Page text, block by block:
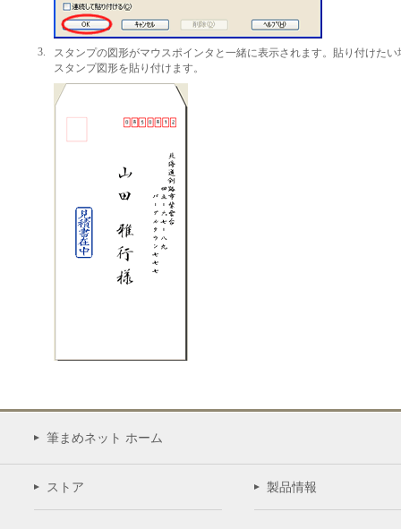
3.
スタンプの図形がマウスポインタと一緒に表示されます。貼り付けた
スタンプ図形を貼り付けます。
筆まめネット ホーム
ストア 製品情報